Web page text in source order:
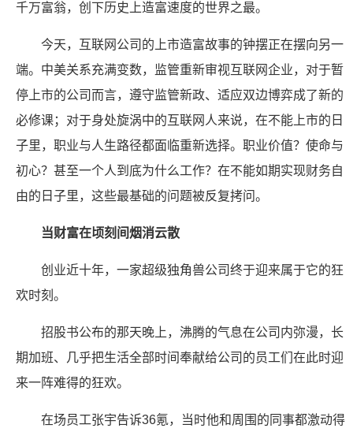
千万富翁，创下历史上造富速度的世界之最。
今天，互联网公司的上市造富故事的钟摆正在摆向另一
端。中美关系充满变数，监管重新审视互联网企业，对于暂
停上市的公司而言，遵守监管新政、适应双边博弈成了新的
必修课；对于身处旋涡中的互联网人来说，在不能上市的日
子里，职业与人生路径都面临重新选择。职业价值？使命与
初心？甚至一个人到底为什么工作？在不能如期实现财务自
由的日子里，这些最基础的问题被反复拷问。
当财富在顷刻间烟消云散
创业近十年，一家超级独角兽公司终于迎来属于它的狂
欢时刻。
招股书公布的那天晚上，沸腾的气息在公司内弥漫，长
期加班、几乎把生活全部时间奉献给公司的员工们在此时迎
来一阵难得的狂欢。
在场员工张宇告诉36氪，当时他和周围的同事都激动得